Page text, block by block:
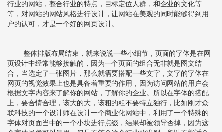
行业的网站，整合行业的特点，目标定位人群，和企业的文化等
等，对网站的网站风格进行设计，让网站在美观的同时能够得到用
户的认可，才是一个好的网页设计。
整体排版布局结束，就来说说一些小细节，页面的字体是在网
页设计中经常能够接触的，因为一个页面的组合无非就是图文结
合，当选定了一张图片，那么就需要搭配一些文字，文字的字体在
网页的视觉效果上也是具备着重要的作用，因为访问网站的用户会
根据文字内容来了解你的网站，了解你的企业。所以在字体的搭配
上，要合情合理，该大的大，该粗的粗不要特立独行，比如刚才众
联科技的一个设计师在设计一个商业化网站中，利用了一个特殊的
字体对页面当中的一个小块进行点缀，结果却被领导否掉，因为这